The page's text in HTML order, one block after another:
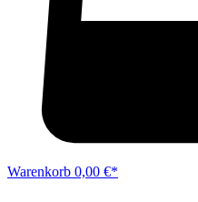
Warenkorb 0,00 €*